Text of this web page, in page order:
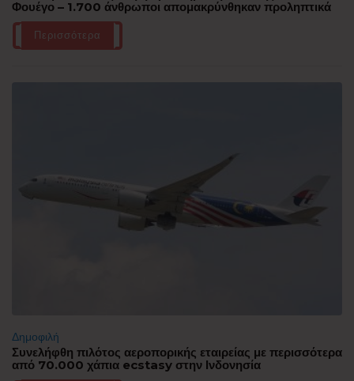
Φουέγο – 1.700 άνθρωποι απομακρύνθηκαν προληπτικά
Περισσότερα
Δημοφιλή
Συνελήφθη πιλότος αεροπορικής εταιρείας με περισσότερα
από 70.000 χάπια ecstasy στην Ινδονησία